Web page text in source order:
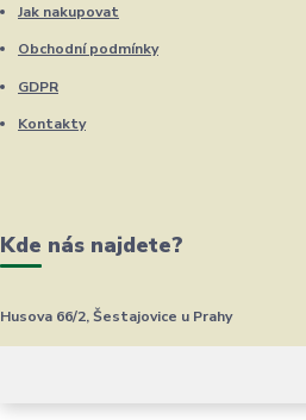
Jak nakupovat
Obchodní podmínky
GDPR
Kontakty
Kde nás najdete?
Husova 66/2, Šestajovice u Prahy